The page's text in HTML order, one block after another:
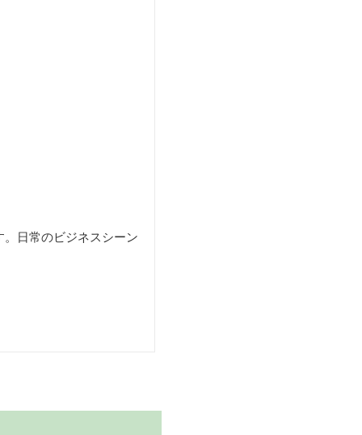
日常のビジネスシーン